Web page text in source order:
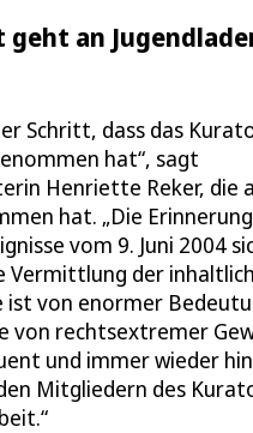
geht an
Schritt, dass das
hat“, sagt
Henriette Reker, die
hat. „Die
vom 9. Juni 2004
Vermittlung der
ist von enormer
von rechtsextremer
und immer wieder
Mitgliedern des